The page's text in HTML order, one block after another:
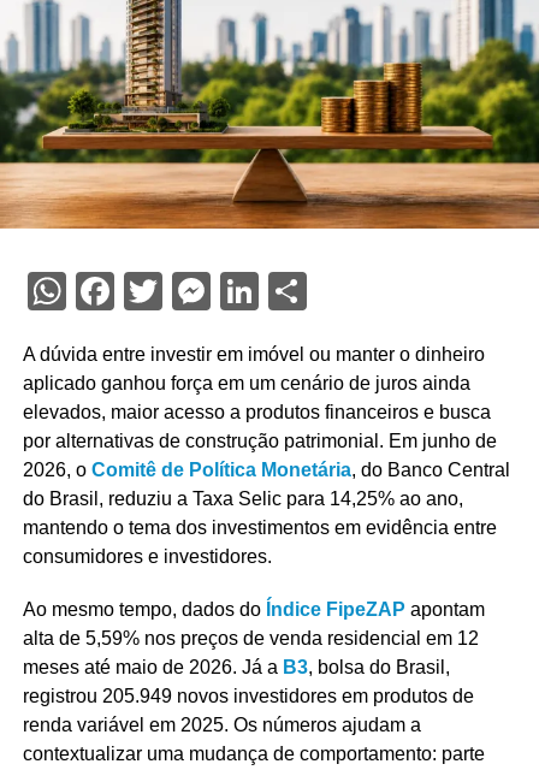
WhatsApp
Facebook
Twitter
Messenger
LinkedIn
Share
A dúvida entre investir em imóvel ou manter o dinheiro
aplicado ganhou força em um cenário de juros ainda
elevados, maior acesso a produtos financeiros e busca
por alternativas de construção patrimonial. Em junho de
2026, o Comitê de Política Monetária, do Banco Central
do Brasil, reduziu a Taxa Selic para 14,25% ao ano,
mantendo o tema dos investimentos em evidência entre
consumidores e investidores.
Ao mesmo tempo, dados do Índice FipeZAP apontam
alta de 5,59% nos preços de venda residencial em 12
meses até maio de 2026. Já a B3, bolsa do Brasil,
registrou 205.949 novos investidores em produtos de
renda variável em 2025. Os números ajudam a
contextualizar uma mudança de comportamento: parte